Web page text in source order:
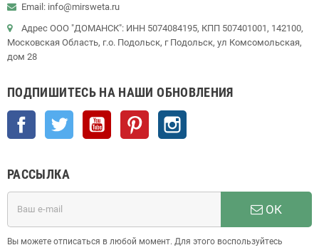
Email: info@mirsweta.ru
Адрес ООО "ДОМАНСК": ИНН 5074084195, КПП 507401001, 142100,
Московская Область, г.о. Подольск, г Подольск, ул Комсомольская,
дом 28
ПОДПИШИТЕСЬ НА НАШИ ОБНОВЛЕНИЯ
Facebook Twitter YouTube Pinterest
РАССЫЛКА
ОК
Вы можете отписаться в любой момент. Для этого воспользуйтесь